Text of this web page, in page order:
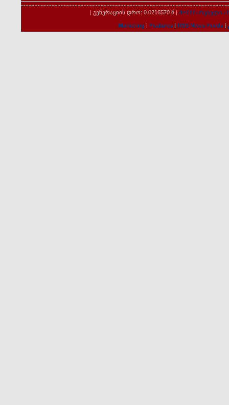
| გენერაციის დრო: 0.0216570 წ.| მომხმარებელი
Marketing | Features| RSS News Feeds|